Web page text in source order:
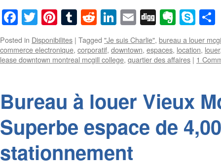
Facebook
TwitterPinterest
Tumblr
RedditLinkedIn
EmailDigg
Posted in Disponibilites | Tagged "Je suis Charlie", bureau a louer
commerce electronique, corporatif, downtown, espaces, location, louer
lease downtown montreal mcgill college, quartier des affaires | 1
Bureau à louer Vieux
Superbe espace de
stationnement